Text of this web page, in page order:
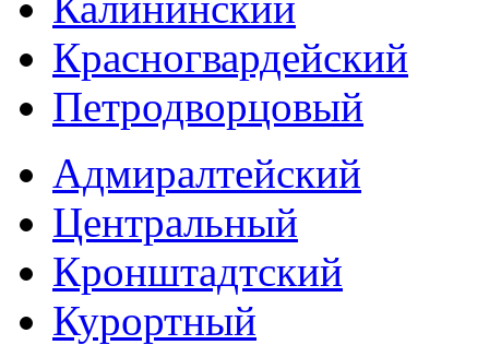
Красногвардейский
Петродворцовый
Адмиралтейский
Центральный
Кронштадтский
Курортный